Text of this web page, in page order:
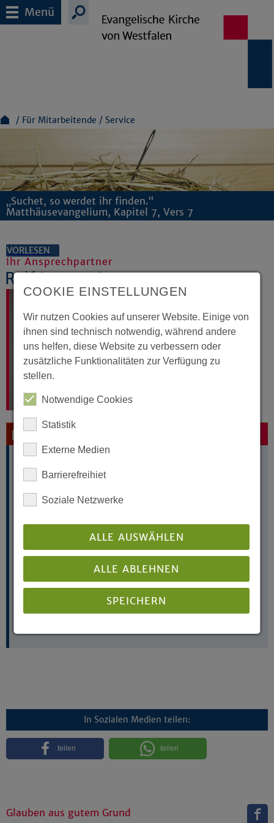
Menü
Für Mitarbeitende Service
„Suchet, so werdet ihr finden.“
Matthäusevangelium, Kapitel 7, Vers 7
VORLESEN
Ihr Ansprechpartner
Ralf Lange-Sonntag
Ralf Lange-Sonntag
Pfarrer, Beauftragter für christlich-jüdischen Dialog,
christlich-islamischen Dialog und interreligiösen Dialog
Landeskirchenamt
Telefon: 0521 594-255
ralf.lange-sonntag@ekvw.de
Dezernat für Mission und Ökumene, Islamdialog,
Judentumdialog, Interreligiöser Dialog
In Sozialen Medien teilen:
teilen teilen
Glauben aus gutem Grund
COOKIE EINSTELLUNGEN
Wir nutzen Cookies auf unserer Website. Einige von
ihnen sind technisch notwendig, während andere
uns helfen, diese Website zu verbessern oder
zusätzliche Funktionalitäten zur Verfügung zu
stellen.
Notwendige Cookies
Statistik
Externe Medien
Barrierefreihiet
Soziale Netzwerke
ALLE AUSWÄHLEN
ALLE ABLEHNEN
SPEICHERN